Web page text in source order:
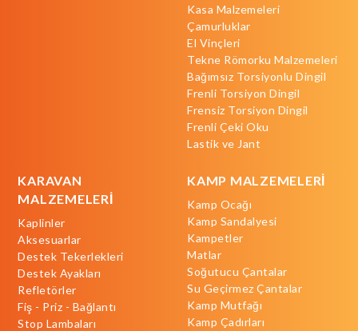
Kasa Malzemeleri
Çamurluklar
El Vinçleri
Tekne Römorku Malzemeleri
Bağımsız Torsiyonlu Dingil
Frenli Torsiyon Dingil
Frensiz Torsiyon Dingil
Frenli Çeki Oku
Lastik ve Jant
KARAVAN
MALZEMELERİ
Kaplinler
Aksesuarlar
Destek Tekerlekleri
Destek Ayakları
Refletörler
Fiş - Priz - Bağlantı
Stop Lambaları
KAMP MALZEMELERİ
Kamp Ocağı
Kamp Sandalyesi
Kampetler
Matlar
Soğutucu Çantalar
Su Geçirmez Çantalar
Kamp Mutfağı
Kamp Çadırları